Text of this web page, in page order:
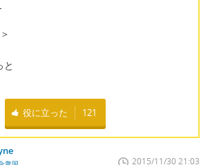
役に立った 121
2015/11/30 21:03